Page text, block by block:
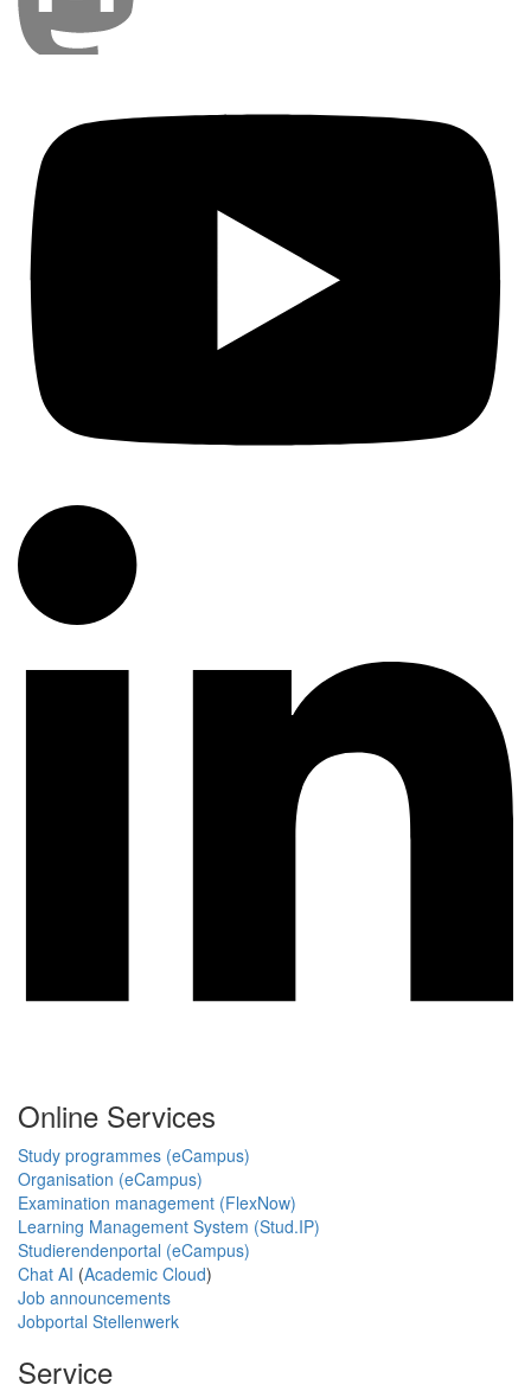
Online Services
Study programmes (eCampus)
Organisation (eCampus)
Examination management (FlexNow)
Learning Management System (Stud.IP)
Studierendenportal (eCampus)
Chat AI (Academic Cloud)
Job announcements
Jobportal Stellenwerk
Service